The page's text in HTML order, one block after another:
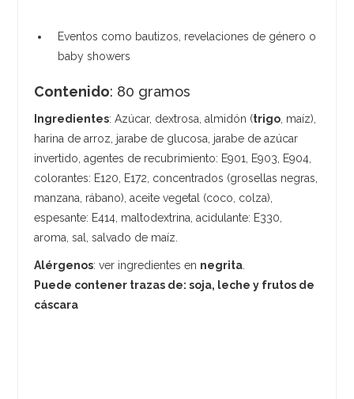
Eventos como bautizos, revelaciones de género o
baby showers
Contenido: 80 gramos
Ingredientes: Azúcar, dextrosa, almidón (trigo , maíz),
harina de arroz, jarabe de glucosa, jarabe de azúcar
invertido, agentes de recubrimiento: E901, E903, E904,
colorantes: E120, E172, concentrados (grosellas negras,
manzana, rábano), aceite vegetal (coco, colza),
espesante: E414, maltodextrina, acidulante: E330,
aroma, sal, salvado de maíz.
Alérgenos: ver ingredientes en negrita
Puede contener trazas de: soja, leche y frutos de
cáscara